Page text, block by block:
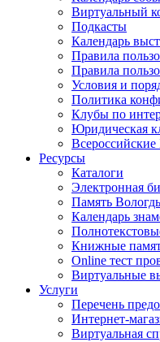
Виртуальный
Подкасты
Календарь
Правила
Правила
Условия и
Политика
Клубы по
Юридическая
Всероссийские
Ресурсы
Каталоги
Электронная
Память
Календарь
Книжные
Online тест
Виртуальные
Услуги
Перечень
Интернет-
Виртуальная